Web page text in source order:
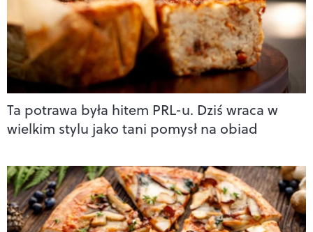
Ta potrawa była hitem PRL-u. Dziś wraca w
wielkim stylu jako tani pomysł na obiad